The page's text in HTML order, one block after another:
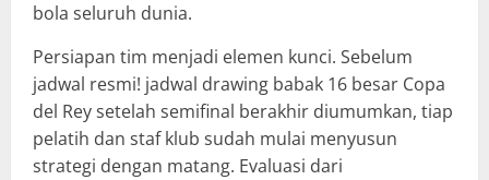
bola seluruh dunia.
Persiapan tim menjadi elemen kunci. Sebelum
jadwal resmi! jadwal drawing babak 16 besar Copa
del Rey setelah semifinal berakhir diumumkan, tiap
pelatih dan staf klub sudah mulai menyusun
strategi dengan matang. Evaluasi dari